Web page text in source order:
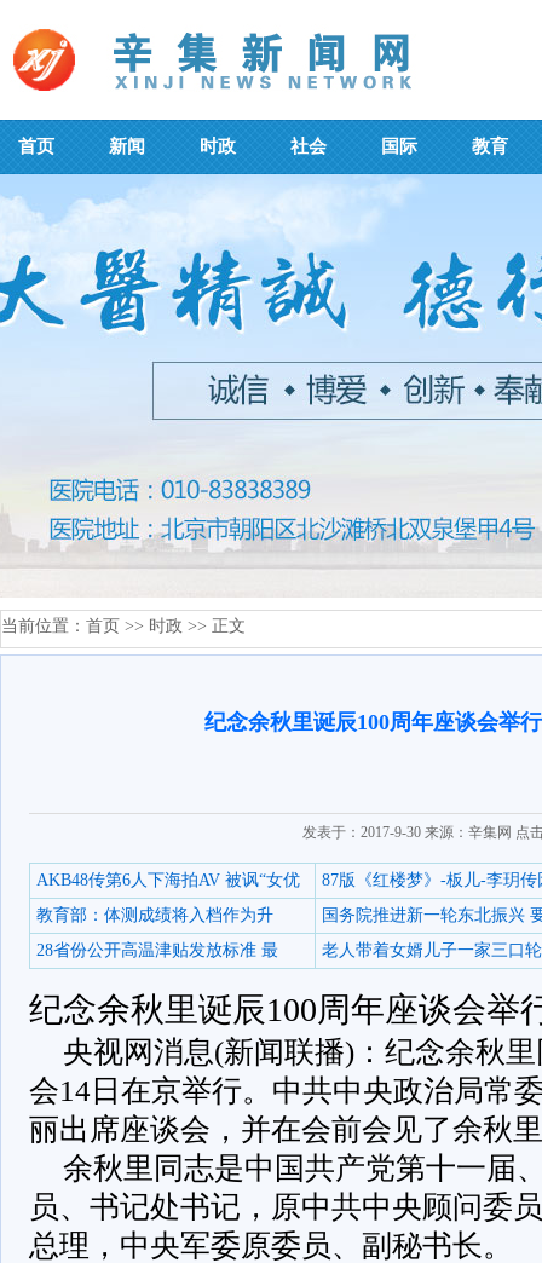
首页 新闻 时政 社会 国际 教育
当前位置： 首页 >> 时政 >> 正文
纪念余秋里诞辰100周年座谈会举
发表于：2017-9-30 来源：辛集网 点
AKB48传第6人下海拍AV 被讽“女优
87版《红楼梦》-板儿-李玥传
教育部：体测成绩将入档作为升
国务院推进新一轮东北振兴
28省份公开高温津贴发放标准 最
老人带着女婿儿子一家三口
纪念余秋里诞辰100周年座谈会举
央视网消息(新闻联播)：纪念余秋
会14日在京举行。中共中央政治局常
丽出席座谈会，并在会前会见了余秋
余秋里同志是中国共产党第十一届
员、书记处书记，原中共中央顾问委
总理，中央军委原委员、副秘书长。